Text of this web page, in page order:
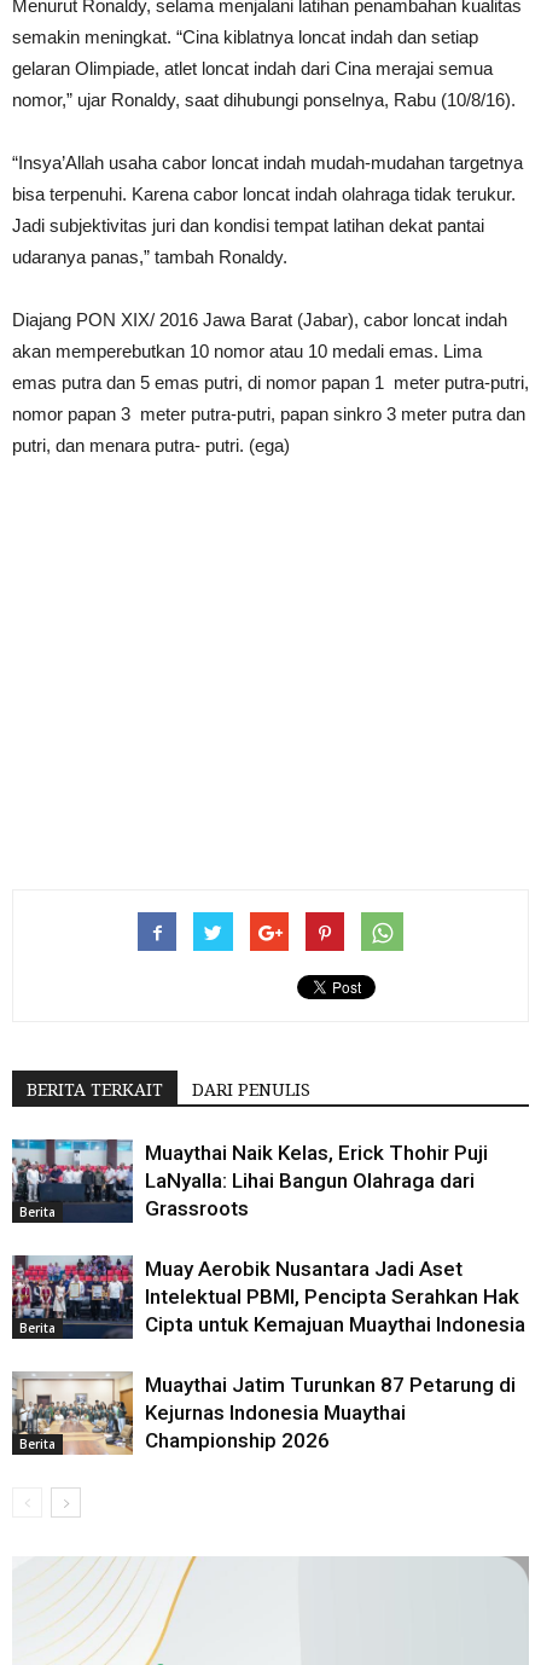
Menurut Ronaldy, selama menjalani latihan penambahan kualitas
semakin meningkat. “Cina kiblatnya loncat indah dan setiap
gelaran Olimpiade, atlet loncat indah dari Cina merajai semua
nomor,” ujar Ronaldy, saat dihubungi ponselnya, Rabu (10/8/16).
“Insya’Allah usaha cabor loncat indah mudah-mudahan targetnya
bisa terpenuhi. Karena cabor loncat indah olahraga tidak terukur.
Jadi subjektivitas juri dan kondisi tempat latihan dekat pantai
udaranya panas,” tambah Ronaldy.
Diajang PON XIX/ 2016 Jawa Barat (Jabar), cabor loncat indah
akan memperebutkan 10 nomor atau 10 medali emas. Lima
emas putra dan 5 emas putri, di nomor papan 1 meter putra-putri,
nomor papan 3 meter putra-putri, papan sinkro 3 meter putra dan
putri, dan menara putra- putri. (ega)
BERITA TERKAIT DARI PENULIS
Berita
Muaythai Naik Kelas, Erick Thohir Puji
LaNyalla: Lihai Bangun Olahraga dari
Grassroots
Berita
Muay Aerobik Nusantara Jadi Aset
Intelektual PBMI, Pencipta Serahkan Hak
Cipta untuk Kemajuan Muaythai Indonesia
Berita
Muaythai Jatim Turunkan 87 Petarung di
Kejurnas Indonesia Muaythai
Championship 2026